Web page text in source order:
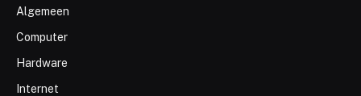
Algemeen
Computer
Hardware
Internet